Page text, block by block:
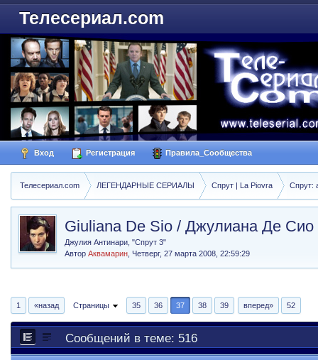
Телесериал.com
Вход Регистрация Правила_Сообщества
Телесериал.com ЛЕГЕНДАРНЫЕ СЕРИАЛЫ Спрут | La Piovra Спрут:
Giuliana De Sio / Джулиана Де Сио
Джулия Антинари, "Спрут 3"
АвторАквамарин ,Четверг, 27 марта 2008, 22:59:29
1 «назад Страницы 35 36 37 38 39 вперед» 52
Сообщений в теме: 516